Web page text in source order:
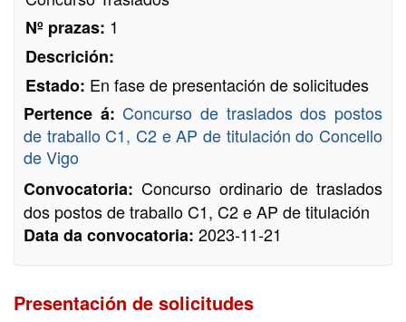
Nº prazas: 1
Descrición:
Estado: En fase de presentación de solicitudes
Pertence á: Concurso de traslados dos postos
de traballo C1, C2 e AP de titulación do Concello
de Vigo
Convocatoria: Concurso ordinario de traslados
dos postos de traballo C1, C2 e AP de titulación
Data da convocatoria: 2023-11-21
Presentación de solicitudes